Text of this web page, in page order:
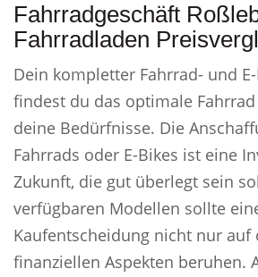
Fahrradgeschäft
Fahrradladen
Dein kompletter Fahrrad- und
findest du das optimale
deine Bedürfnisse. Die
Fahrrads oder E-Bikes ist eine
Zukunft, die gut überlegt sein
verfügbaren Modellen sollte
Kaufentscheidung nicht nur auf
finanziellen Aspekten beruhen.